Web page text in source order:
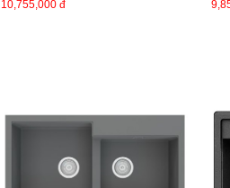
10,755,000 đ